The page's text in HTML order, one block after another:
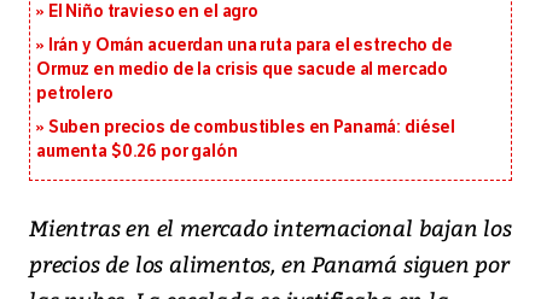
El Niño travieso en el agro
Irán y Omán acuerdan una ruta para el estrecho de
Ormuz en medio de la crisis que sacude al mercado
petrolero
Suben precios de combustibles en Panamá: diésel
aumenta $0.26 por galón
Mientras en el mercado internacional bajan los
precios de los alimentos, en Panamá siguen por